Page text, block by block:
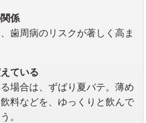
係
歯周病のリスクが著しく高ま
ている
場合は、ずばり夏バテ。薄め
料などを、ゆっくりと飲んで
。